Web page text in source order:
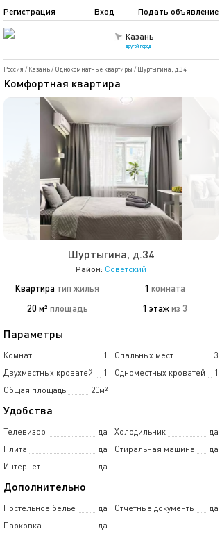
Казань
другой город
Подать объявление
Регистрация Вход
Россия / Казань/ Однокомнатные квартиры / Шуртыгина, д.34
Комфортная квартира
Шуртыгина, д.34
Район: Советский
Квартира тип жилья 1 комната
20 м² площадь 1 этажиз 3
Параметры
Комнат 1 Спальных мест
3
Двухместных кроватей
1 Одноместных кроватей
1
Общая площадь
20м²
Удобства
Телевизор да Холодильник
да
Плита
да Стиральная машина
да
Интернет
да
Дополнительно
Постельное белье да Отчетные документы
да
Парковка
да